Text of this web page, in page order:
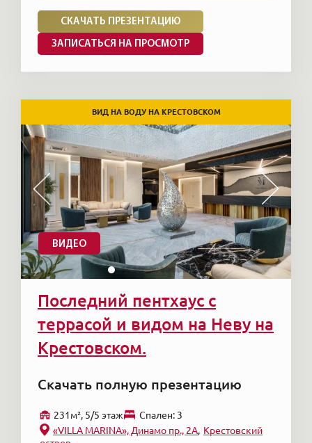
СКАЧАТЬ ПРЕЗЕНТАЦИЮ
ЗАПИСАТЬСЯ НА ПРОСМОТР
ВИДЕО
ВИД НА ВОДУ НА КРЕСТОВСКОМ
Последний пентхаус с
террасой и видом на Неву на
Крестовском.
Скачать полную презентацию
231м², 5/5 этаж
Cпален: 3
«VILLA MARINA», Динамо пр., 2А Крестовский